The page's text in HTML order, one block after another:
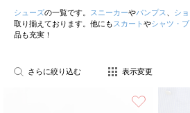
シューズの一覧です。 スニーカーやパンプス シ
取り揃えております。他にも スカート やシャツ・
品も充実！
さらに絞り込む 表示変更
お気に入り